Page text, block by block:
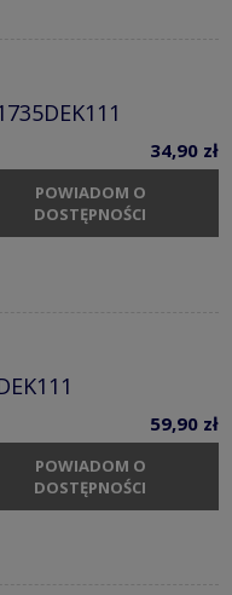
34,90 zł
POWIADOM O
DOSTĘPNOŚCI
59,90 zł
POWIADOM O
DOSTĘPNOŚCI